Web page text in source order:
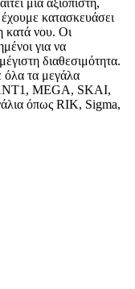
μια αξιόπιστη,
κατασκευάσει
κατά νου. Οι
για να
διαθεσιμότητα.
τα μεγάλα
MEGA, SKAI,
όπως RIK, Sigma,